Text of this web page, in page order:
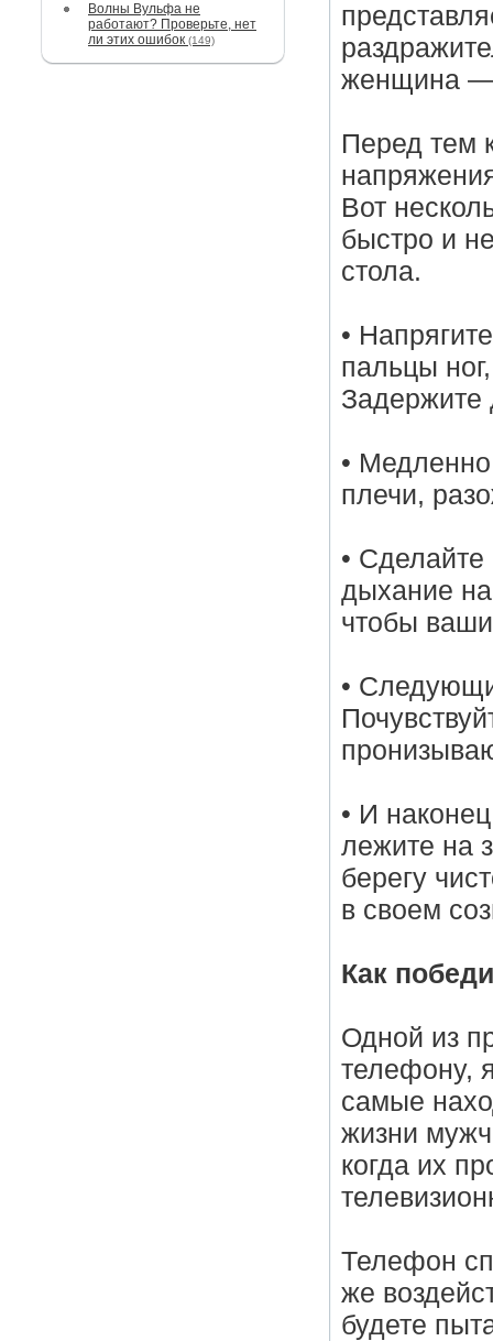
Волны Вульфа не
работают? Проверьте, нет
ли этих ошибок (149)
женщина —
Перед тем
Вот
быстро и
стола.
•
пальцы
Задержите
•
плечи,
•
дыхание
чтобы
•
• И
лежите на
берегу
в своем
Как
Одной из
телефону,
самые
жизни
когда их
Телефон
же
будете